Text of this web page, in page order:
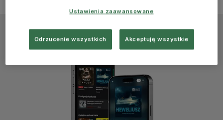
Ustawienia zaawansowane
Odrzucenie wszystkich Akceptuję wszystkie